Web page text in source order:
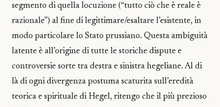
segmento di quella locuzione (“tutto ciò che è reale è
razionale”) al fine di legittimare/esaltare l’esistente, in
modo particolare lo Stato prussiano. Questa ambiguità
latente è all’origine di tutte le storiche dispute e
controversie sorte tra destra e sinistra hegeliane. Al di
là di ogni divergenza postuma scaturita sull’eredità
teorica e spirituale di Hegel, ritengo che il più prezioso